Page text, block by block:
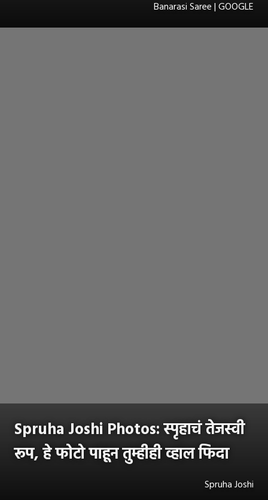
Banarasi Saree | GOOGLE
Spruha Joshi Photos: स्पृहाचं तेजस्वी
रूप, हे फोटो पाहून तुम्हीही व्हाल फिदा
Spruha Joshi